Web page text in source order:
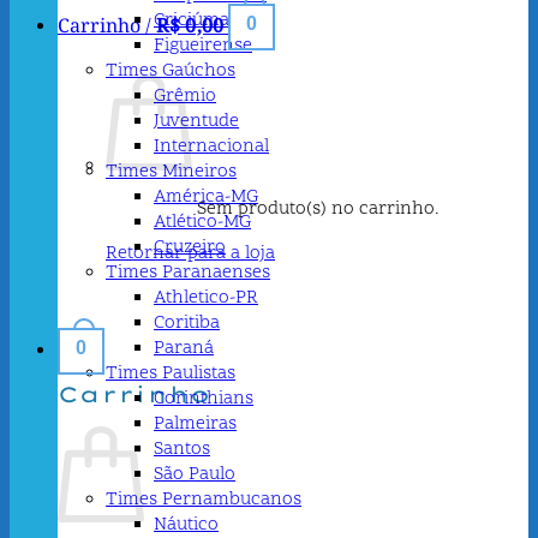
Carrinho /R$0,00 0
Sem produto(s) no carrinho.
Retornar para a loja
0
Carrinho
Criciúma
Figueirense
Times Gaúchos
Grêmio
Juventude
Internacional
Times Mineiros
América-MG
Atlético-MG
Cruzeiro
Times Paranaenses
Athletico-PR
Coritiba
Paraná
Times Paulistas
Corinthians
Palmeiras
Santos
São Paulo
Times Pernambucanos
Náutico